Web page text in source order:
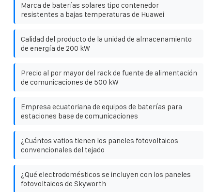
Marca de baterías solares tipo contenedor
resistentes a bajas temperaturas de Huawei
Calidad del producto de la unidad de almacenamiento
de energía de 200 kW
Precio al por mayor del rack de fuente de alimentación
de comunicaciones de 500 kW
Empresa ecuatoriana de equipos de baterías para
estaciones base de comunicaciones
¿Cuántos vatios tienen los paneles fotovoltaicos
convencionales del tejado
¿Qué electrodomésticos se incluyen con los paneles
fotovoltaicos de Skyworth